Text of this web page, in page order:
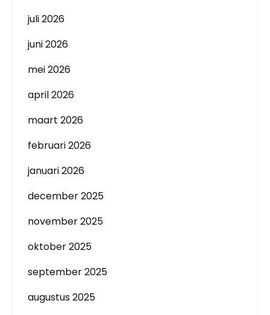
juli 2026
juni 2026
mei 2026
april 2026
maart 2026
februari 2026
januari 2026
december 2025
november 2025
oktober 2025
september 2025
augustus 2025